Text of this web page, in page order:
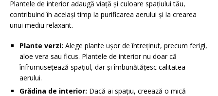
Plantele de interior adaugă viață și culoare spațiului tău,
contribuind în același timp la purificarea aerului și la crearea
unui mediu relaxant.
Plante verzi: Alege plante ușor de întreținut, precum ferigi,
aloe vera sau ficus. Plantele de interior nu doar că
înfrumusețează spațiul, dar și îmbunătățesc calitatea
aerului.
Grădina de interior: Dacă ai spațiu, creează o mică